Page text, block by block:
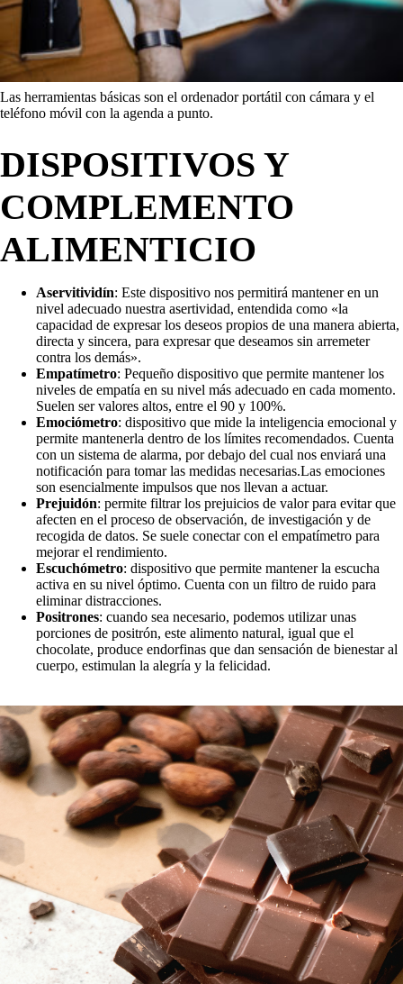
Las herramientas básicas son el ordenador portátil con cámara y el
teléfono móvil con la agenda a punto.
DISPOSITIVOS Y
COMPLEMENTO
ALIMENTICIO
Aservitividín: Este dispositivo nos permitirá mantener en un
nivel adecuado nuestra asertividad, entendida como «la
capacidad de expresar los deseos propios de una manera abierta,
directa y sincera, para expresar que deseamos sin arremeter
contra los demás».
Empatímetro: Pequeño dispositivo que permite mantener los
niveles de empatía en su nivel más adecuado en cada momento.
Suelen ser valores altos, entre el 90 y 100%.
Emociómetro: dispositivo que mide la inteligencia emocional y
permite mantenerla dentro de los límites recomendados. Cuenta
con un sistema de alarma, por debajo del cual nos enviará una
notificación para tomar las medidas necesarias.Las emociones
son esencialmente impulsos que nos llevan a actuar.
Prejuidón: permite filtrar los prejuicios de valor para evitar que
afecten en el proceso de observación, de investigación y de
recogida de datos. Se suele conectar con el empatímetro para
mejorar el rendimiento.
Escuchómetro: dispositivo que permite mantener la escucha
activa en su nivel óptimo. Cuenta con un filtro de ruido para
eliminar distracciones.
Positrones: cuando sea necesario, podemos utilizar unas
porciones de positrón, este alimento natural, igual que el
chocolate, produce endorfinas que dan sensación de bienestar al
cuerpo, estimulan la alegría y la felicidad.